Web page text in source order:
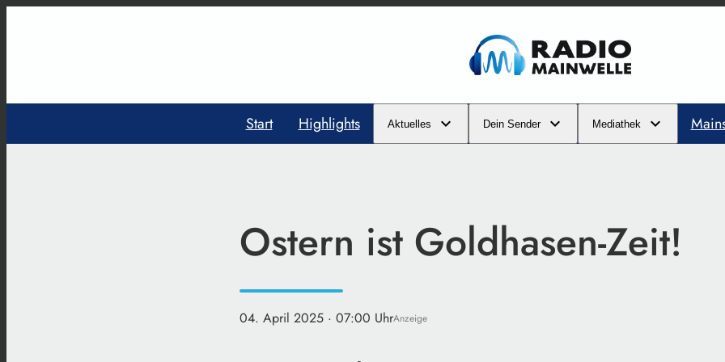
Start Highlights Aktuelles Dein Sender Mediathek
Ostern ist Goldhasen-Zeit!
04. April 2025 · 07:00 UhrAnzeige